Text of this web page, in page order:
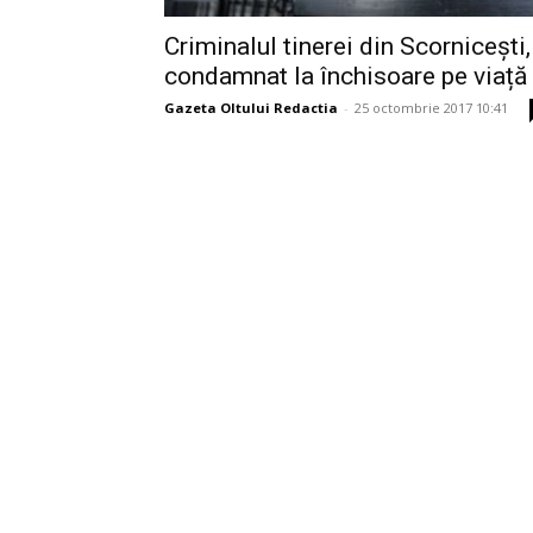
Criminalul tinerei din Scornicești,
condamnat la închisoare pe viață
Gazeta Oltului Redactia - 25 octombrie 2017 10:41